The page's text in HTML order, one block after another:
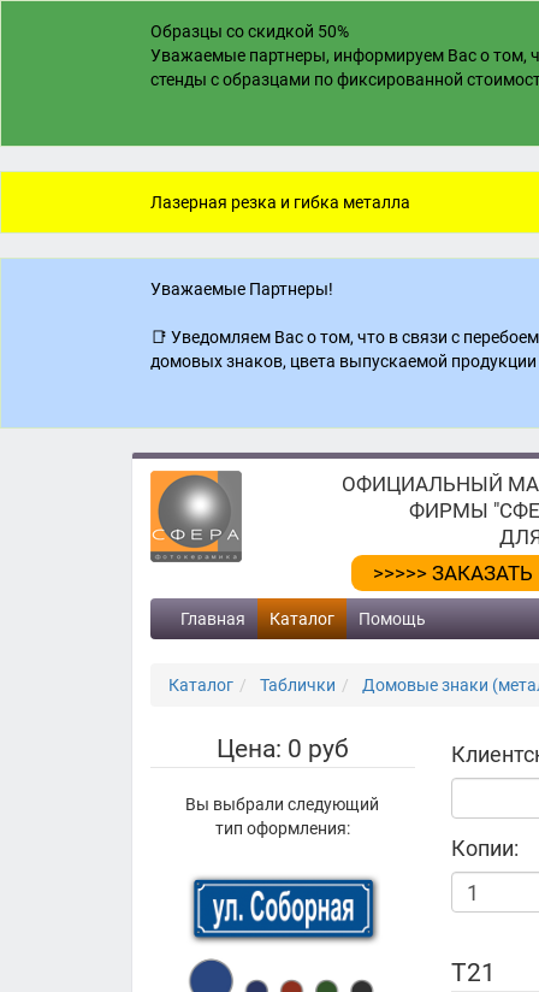
Образцы со скидкой 50%
Уважаемые партнеры, информируем Вас о том,
стенды с образцами по фиксированной
Лазерная резка и гибка металла
Уважаемые Партнеры!
📑 Уведомляем Вас о том, что в связи с
домовых знаков, цвета выпускаемой
ОФИЦИАЛЬНЫЙ
ФИРМЫ
>>>>>
Главная Каталог Помощь
Каталог Таблички Домовые знаки
Цена: 0 руб
Вы выбрали следующий
тип оформления:
Копии:
Т21